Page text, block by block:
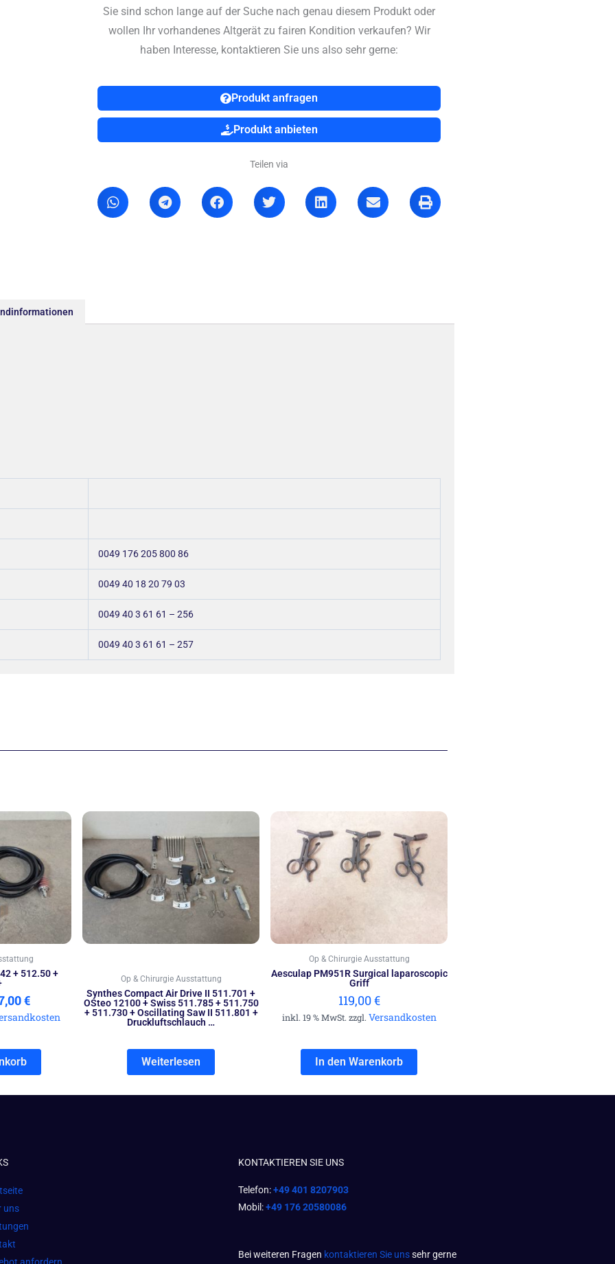
Sie sind schon lange auf der Suche nach genau diesem Produkt oder
wollen Ihr vorhandenes Altgerät zu fairen Kondition verkaufen? Wir
haben Interesse, kontaktieren Sie uns also sehr gerne:
Produkt anfragen
Produkt anbieten
Teilen via
0049 176 205 800 86
0049 40 18 20 79 03
0049 40 3 61 61 – 256
0049 40 3 61 61 – 257
+ 512.50 +
€
€
Aktueller
Preis
ist:
777,00 €.
Op & Chirurgie Ausstattung
Synthes Compact Air Drive II 511.701 +
OSteo 12100 + Swiss 511.785 + 511.750
+ 511.730 + Oscillating Saw II 511.801 +
Druckluftschlauch …
Weiterlesen
Op & Chirurgie Ausstattung
Aesculap PM951R Surgical laparoscopic
Griff
119,00€
inkl. 19 % MwSt. zzgl. Versandkosten
In den Warenkorb
uns
anfordern
KONTAKTIEREN SIE UNS
Telefon:+49 401 8207903
Mobil:+49 176 20580086
Bei weiteren Fragen kontaktieren Sie unssehr gerne